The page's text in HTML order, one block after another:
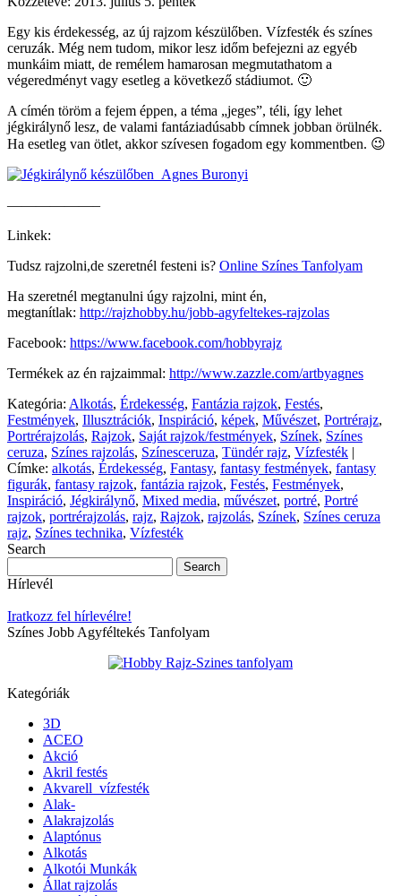
Egy kis érdekesség, az új rajzom készülőben. Vízfesték és színes
ceruzák. Még nem tudom, mikor lesz időm befejezni az egyéb
munkáim miatt, de remélem hamarosan megmutathatom a
végeredményt vagy esetleg a következő stádiumot. 🙂
A címén töröm a fejem éppen, a téma „jeges”, téli, így lehet
jégkirálynő lesz, de valami fantáziadúsabb címnek jobban örülnék.
Ha esetleg van ötlet, akkor szívesen fogadom egy kommentben. 😉
——————–
Linkek:
Tudsz rajzolni,de szeretnél festeni is? Online Színes Tanfolyam
Ha szeretnél megtanulni úgy rajzolni, mint én,
megtanítlak: http://rajzhobby.hu/jobb-agyfeltekes-rajzolas
Facebook: https://www.facebook.com/hobbyrajz
Termékek az én rajzaimmal: http://www.zazzle.com/artbyagnes
Kategória: Alkotás, Érdekesség, Fantázia rajzok, Festés,
Festmények, Illusztrációk, Inspiráció, képek, Művészet, Portrérajz,
Portrérajzolás, Rajzok, Saját rajzok/festmények, Színek, Színes
ceruza, Színes rajzolás, Színesceruza, Tündér rajz, Vízfesték |
Címke: alkotás, Érdekesség, Fantasy, fantasy festmények, fantasy
figurák, fantasy rajzok, fantázia rajzok, Festés, Festmények,
Inspiráció, Jégkirálynő, Mixed media, művészet, portré, Portré
rajzok, portrérajzolás, rajz, Rajzok, rajzolás, Színek, Színes ceruza
rajz, Színes technika, Vízfesték
Search
Hírlevél
Iratkozz fel hírlevélre!
Színes Jobb Agyféltekés Tanfolyam
Kategóriák
3D
ACEO
Akció
Akril festés
Akvarell_vízfesték
Alak-
Alakrajzolás
Alaptónus
Alkotás
Alkotói Munkák
Állat rajzolás